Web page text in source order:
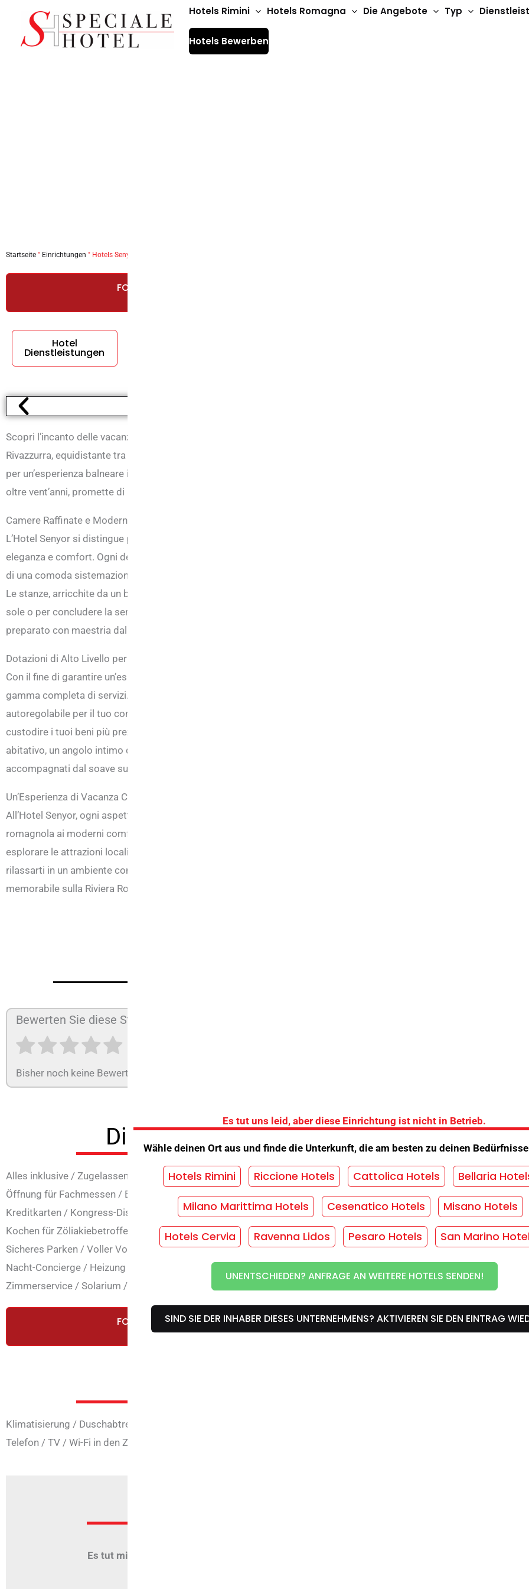
springen
Hotels Rimini Hotels Romagna Die Angebote Typ
Hotels Bewerben
Es tut uns leid, aber diese Einrichtung ist nicht in Betrieb.
Wähle deinen Ort aus und finde die Unterkunft, die am besten zu deinen
Hotels Rimini Riccione Hotels Cattolica Hotels Bellaria
Milano Marittima Hotels Cesenatico Hotels Misano Hotels
Hotels Cervia Ravenna Lidos Pesaro Hotels San Marino
UNENTSCHIEDEN? ANFRAGE AN WEITERE HOTELS SENDEN!
SIND SIE DER INHABER DIESES UNTERNEHMENS? AKTIVIEREN SIE DEN EINTRAG
Startseite " Einrichtungen " Hotels Senyor
FORDERN SIE EIN KOSTENLOSES UND UNVERBINDLICHES
Hotel
Dienstleistungen
Scopri l’incanto delle vacanze all’Hotel Senyor di Rimini, un gioiello situato nel cuore della vibrante
Rivazzurra, equidistante tra l’elegante Rimini e l’animata Riccione. Questo esclusivo hotel è il tuo biglietto
per un’esperienza balneare indimenticabile, dove la tradizionale ospitalità romagnola, che si perfeziona da
oltre vent’anni, promette di avvolgerti in un caldo benvenuto.
Camere Raffinate e Modernamente Attrezzate
L’Hotel Senyor si distingue per le sue camere recentemente rinnovate, progettate per offrire un rifugio di
eleganza e comfort. Ogni dettaglio è stato pensato per soddisfare le esigenze sia delle famiglie in cerca
di una comoda sistemazione che dei giovani desiderosi di esplorare le bellezze della Riviera Romagnola.
Le stanze, arricchite da un balcone privato, offrono lo scenario perfetto per iniziare la giornata salutando il
sole o per concludere la serata sotto la piacevole brezza marina, magari sorseggiando un cocktail
preparato con maestria dal nostro lounge bar.
Dotazioni di Alto Livello per un Soggiorno Indimenticabile
Con il fine di garantire un’esperienza senza pari, le camere dell’Hotel Senyor sono equipaggiate con una
gamma completa di servizi. Troverai un accogliente box doccia, un pratico phon, aria condizionata
autoregolabile per il tuo comfort individuale, una TV LED per i tuoi momenti di relax e una cassaforte per
custodire i tuoi beni più preziosi. Il balcone privato diventa una vera e propria estensione dello spazio
abitativo, un angolo intimo dove poter godere dell’aria fresca di mare o cenare sotto le stelle,
accompagnati dal soave susurro delle onde.
Un’Esperienza di Vacanza Completa
All’Hotel Senyor, ogni aspetto del tuo soggiorno è curato nei minimi dettagli, dalla calda accoglienza
romagnola ai moderni comfort delle camere, per assicurarti una vacanza da sogno. Che tu desideri
esplorare le attrazioni locali, goderti giornate di sole sulla spiaggia di Rivazzurra o semplicemente
rilassarti in un ambiente confortevole e accogliente, l’Hotel Senyor di Rimini è la scelta ideale per una fuga
memorabile sulla Riviera Romagnola.
Bewerten Sie diese Struktur:
Bisher noch keine Bewertung! Seien Sie der Erste, der diese Struktur bewertet.
Dienstleistungen im Hotel
Alles inklusive / Zugelassene Tiere Animation/Eröffnung des neuen Jahres /Eröffnung zu Ostern
Öffnung für Fachmessen / Brücken öffnen/Klimatisierung/Aufzug/ Baby-Sitter/Fahrräder/
Kreditkarten / Kongress-Discos Parks Konvention/Strand-Konvention /Diätetisches Kochen /
Kochen für Zöliakiebetroffene
Vegetarische Küche / Spiele für Kinder Internet Parken /
Sicheres Parken / Voller Vorstand /Für Kinder/Übernachtung mit Frühstück/Familienplan/
Nacht-Concierge / Heizung Fernsehraum
Zimmerservice / Solarium / Wi-Fi Gemeinschaftsräume
FORDERN SIE EIN KOSTENLOSES UND UNVERBINDLICHES
ANGEBOT AN!
Klimatisierung / Duschabtrennung
Telefon / TV / Wi-Fi in den Zimmern
Es tut mir leid, aber für diese Einrichtung ist kein Angebot aktiv... :(